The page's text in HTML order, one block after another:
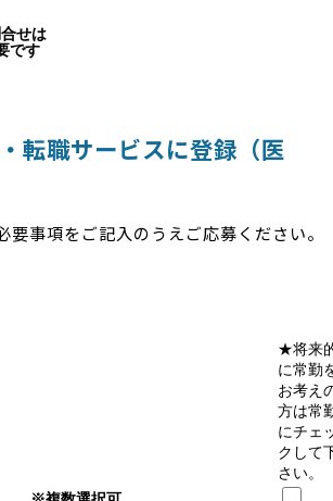
せは
です
転職サービスに登録（医
要事項をご記入のうえご応募ください。
★将来
に常勤
お考え
方は常
にチェ
クして
さい。